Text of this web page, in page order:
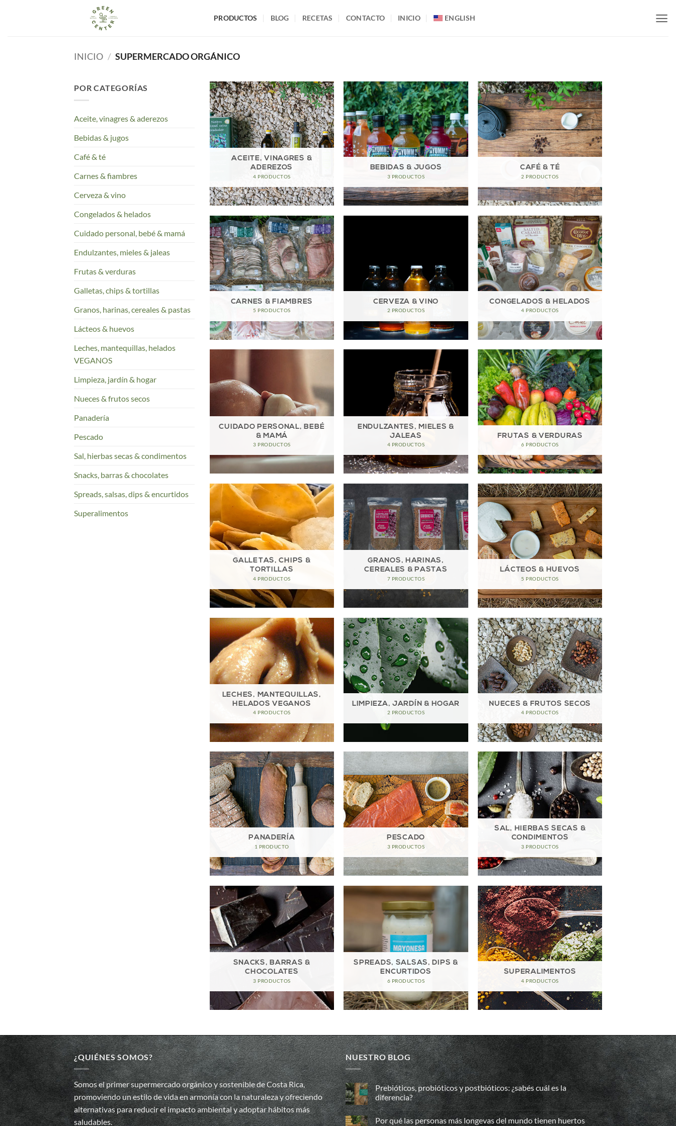
PRODUCTOS BLOG RECETAS CONTACTO INICIO ENGLISH
INICIO / SUPERMERCADO ORGÁNICO
POR CATEGORÍAS
Aceite, vinagres & aderezos
Bebidas & jugos
Café & té
Carnes & fiambres
Cerveza & vino
Congelados & helados
Cuidado personal, bebé & mamá
Endulzantes, mieles & jaleas
Frutas & verduras
Galletas, chips & tortillas
Granos, harinas, cereales & pastas
Lácteos & huevos
Leches, mantequillas, helados
VEGANOS
Limpieza, jardín & hogar
Nueces & frutos secos
Panadería
Pescado
Sal, hierbas secas & condimentos
Snacks, barras & chocolates
Spreads, salsas, dips & encurtidos
Superalimentos
ACEITE, VINAGRES &
ADEREZOS
4 PRODUCTOS
BEBIDAS & JUGOS
3 PRODUCTOS
CAFÉ & TÉ
2 PRODUCTOS
CARNES & FIAMBRES
5 PRODUCTOS
CERVEZA & VINO
2 PRODUCTOS
CONGELADOS & HELADOS
4 PRODUCTOS
CUIDADO PERSONAL, BEBÉ
& MAMÁ
3 PRODUCTOS
ENDULZANTES, MIELES &
JALEAS
4 PRODUCTOS
FRUTAS & VERDURAS
6 PRODUCTOS
GALLETAS, CHIPS &
TORTILLAS
4 PRODUCTOS
GRANOS, HARINAS,
CEREALES & PASTAS
7 PRODUCTOS
LÁCTEOS & HUEVOS
5 PRODUCTOS
LECHES, MANTEQUILLAS,
HELADOS VEGANOS
4 PRODUCTOS
LIMPIEZA, JARDÍN & HOGAR
2 PRODUCTOS
NUECES & FRUTOS SECOS
4 PRODUCTOS
PANADERÍA
1 PRODUCTO
PESCADO
3 PRODUCTOS
SAL, HIERBAS SECAS &
CONDIMENTOS
3 PRODUCTOS
SNACKS, BARRAS &
CHOCOLATES
3 PRODUCTOS
SPREADS, SALSAS, DIPS &
ENCURTIDOS
6 PRODUCTOS
SUPERALIMENTOS
4 PRODUCTOS
¿QUIÉNES SOMOS?
Somos el primer supermercado orgánico y sostenible de Costa Rica,
promoviendo un estilo de vida en armonía con la naturaleza y ofreciendo
alternativas para reducir el impacto ambiental y adoptar hábitos más
saludables.
NUESTRO BLOG
Prebióticos, probióticos y postbióticos: ¿sabés cuál es la
diferencia?
No
hay
comentarios
Por qué las personas más longevas del mundo tienen huertos